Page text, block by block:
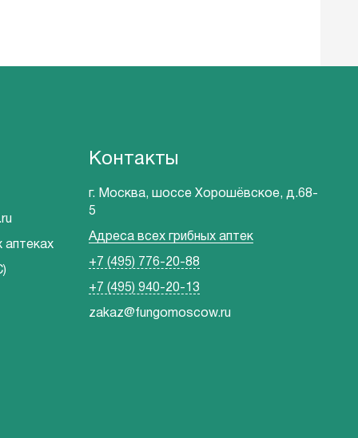
аптеках
Контакты
г. Москва, шоссе Хорошёвское, д.68-
5
Адреса всех грибных аптек
+7 (495) 776-20-88
+7 (495) 940-20-13
zakaz@fungomoscow.ru